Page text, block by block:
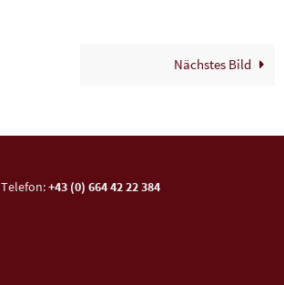
Nächstes Bild
Telefon:+43 (0) 664 42 22 384